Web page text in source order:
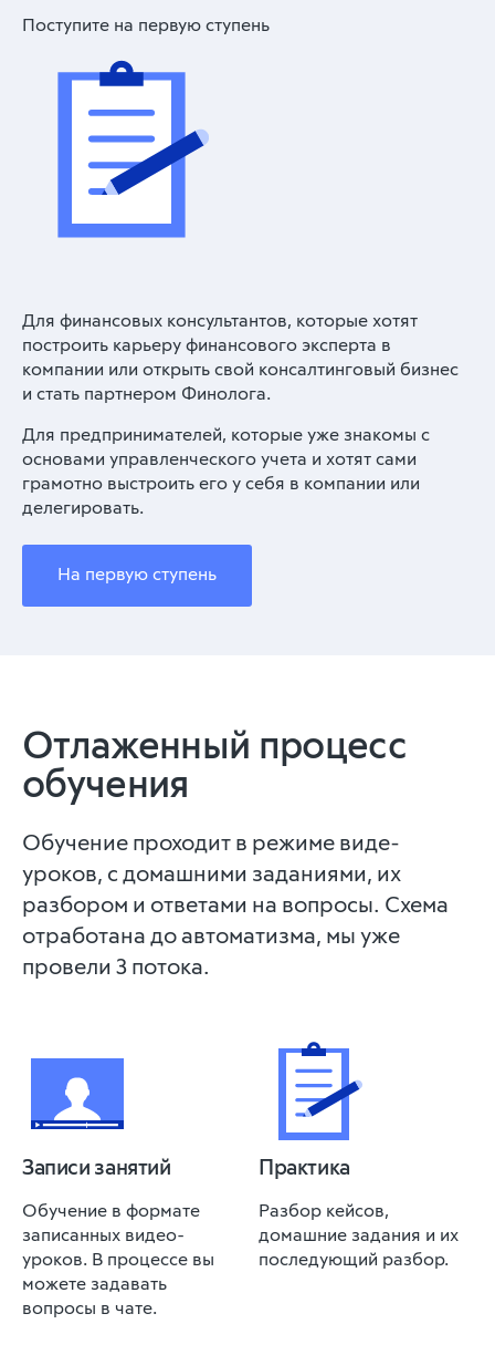
Поступите на первую ступень
Для финансовых консультантов, которые хотят
построить карьеру финансового эксперта в
компании или открыть свой консалтинговый бизнес
и стать партнером Финолога.
Для предпринимателей, которые уже знакомы с
основами управленческого учета и хотят сами
грамотно выстроить его у себя в компании или
делегировать.
На первую ступень
Отлаженный процесс
обучения
Обучение проходит в режиме виде-
уроков, с домашними заданиями, их
разбором и ответами на вопросы. Схема
отработана до автоматизма, мы уже
провели 3 потока.
Записи занятий
Обучение в формате
записанных видео-
уроков. В процессе вы
можете задавать
вопросы в чате.
Практика
Разбор кейсов,
домашние задания и их
последующий разбор.